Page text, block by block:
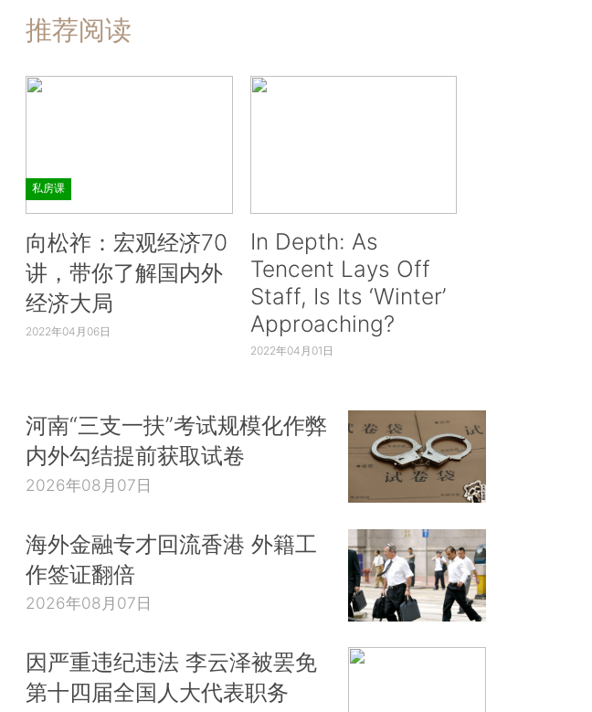
推荐阅读
私房课
向松祚：宏观经济70
讲，带你了解国内外
经济大局
2022年04月06日
In Depth: As
Tencent Lays Off
Staff, Is Its ‘Winter’
Approaching?
2022年04月01日
河南“三支一扶”考试规模化作弊
内外勾结提前获取试卷
2026年08月07日
海外金融专才回流香港 外籍工
作签证翻倍
2026年08月07日
因严重违纪违法 李云泽被罢免
第十四届全国人大代表职务